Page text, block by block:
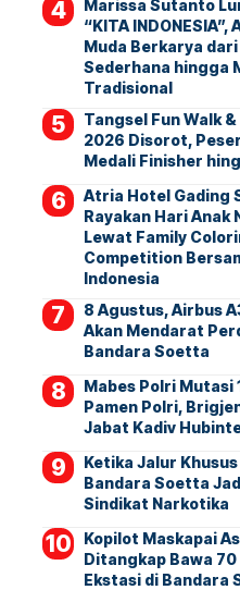
Marissa Sutanto
“KITA INDONESIA”,
Muda Berkarya
Sederhana hingga
Tradisional
Tangsel Fun Walk
2026 Disorot,
Medali Finisher
Atria Hotel Gading
Rayakan Hari Anak
Lewat Family
Competition
Indonesia
8 Agustus, Airbus
Akan Mendarat
Bandara Soetta
Mabes Polri Mutasi
Pamen Polri,
Jabat Kadiv
Ketika Jalur
Bandara Soetta
Sindikat Narkotika
Kopilot Maskapai
Ditangkap Bawa
Ekstasi di Bandara